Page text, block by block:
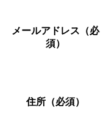
メールアドレス（必
須）
住所（必須）